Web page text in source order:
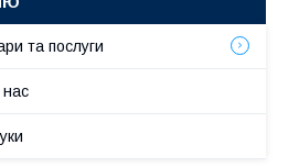
та послуги